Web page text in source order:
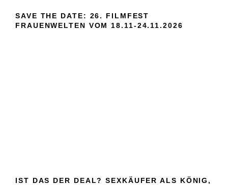
SAVE THE DATE: 26. FILMFEST
FRAUENWELTEN VOM 18.11-24.11.2026
IST DAS DER DEAL? SEXKÄUFER ALS KÖNIG,